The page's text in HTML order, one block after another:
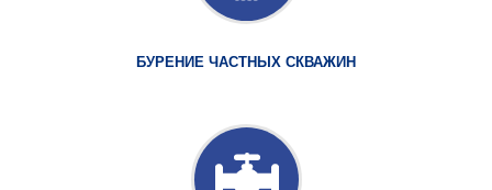
БУРЕНИЕ ЧАСТНЫХ СКВАЖИН